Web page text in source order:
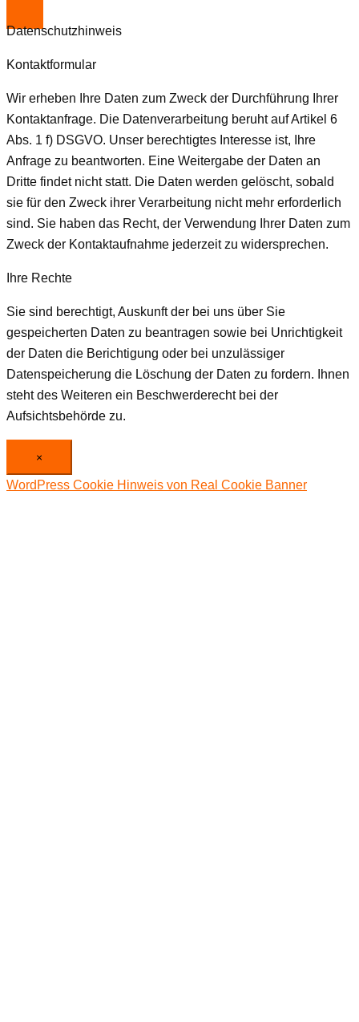
Datenschutzhinweis
Kontaktformular
Wir erheben Ihre Daten zum Zweck der Durchführung Ihrer
Kontaktanfrage. Die Datenverarbeitung beruht auf Artikel 6
Abs. 1 f) DSGVO. Unser berechtigtes Interesse ist, Ihre
Anfrage zu beantworten. Eine Weitergabe der Daten an
Dritte findet nicht statt. Die Daten werden gelöscht, sobald
sie für den Zweck ihrer Verarbeitung nicht mehr erforderlich
sind. Sie haben das Recht, der Verwendung Ihrer Daten zum
Zweck der Kontaktaufnahme jederzeit zu widersprechen.
Ihre Rechte
Sie sind berechtigt, Auskunft der bei uns über Sie
gespeicherten Daten zu beantragen sowie bei Unrichtigkeit
der Daten die Berichtigung oder bei unzulässiger
Datenspeicherung die Löschung der Daten zu fordern. Ihnen
steht des Weiteren ein Beschwerderecht bei der
Aufsichtsbehörde zu.
×
WordPress Cookie Hinweis von Real Cookie Banner